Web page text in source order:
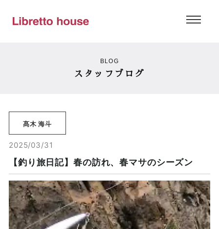
BLOG
スタッフブログ
髙木 海斗
2025/03/31
【釣り旅日記】春の訪れ、春マサのシーズン